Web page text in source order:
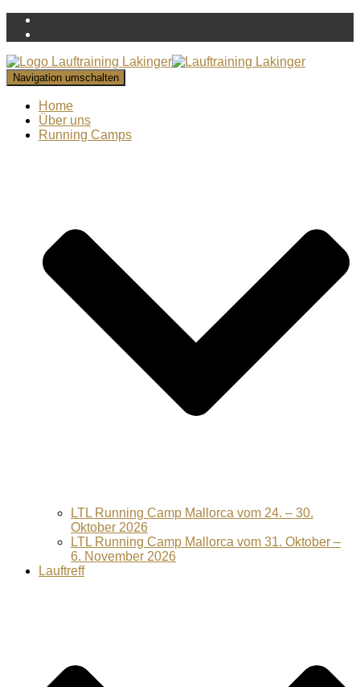
Navigation umschalten
Home
Über uns
Running Camps
LTL Running Camp Mallorca vom 24. – 30.
Oktober 2026
LTL Running Camp Mallorca vom 31. Oktober –
6. November 2026
Lauftreff